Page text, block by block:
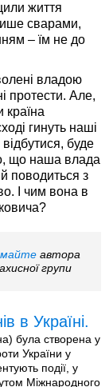
життя
сварами,
– їм не до
владою
протести. Але,
країна
гинуть наші
буде
що наша влада
поводиться з
І чим вона в
автора
групи
в Україні.
була створена у
України у
події, у
Міжнародного